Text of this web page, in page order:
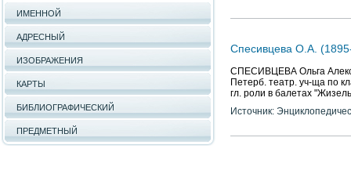
ИМЕННОЙ
АДРЕСНЫЙ
ИЗОБРАЖЕНИЯ
КАРТЫ
БИБЛИОГРАФИЧЕСКИЙ
ПРЕДМЕТНЫЙ
Спесивцева О.А.
СПЕСИВЦЕВА Ольга
Петерб. театр. уч-ща по
гл. роли в балетах
Источник: